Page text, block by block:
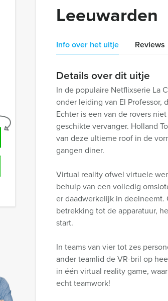
Leeuwarden
Info over het uitje Reviews
Details over dit uitje
In de populaire Netflixserie La
onder leiding van El Professor,
Echter is een van de rovers
geschikte vervanger. Holland
van deze ultieme roof in de
gangen diner.
Virtual reality ofwel virtuele
behulp van een volledig
er daadwerkelijk in
betrekking tot de apparatuur,
start.
In teams van vier tot zes
ander teamlid de VR-bril op
in één virtual reality game,
echt teamwork!